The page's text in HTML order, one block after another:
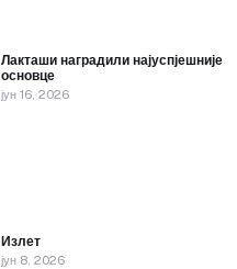
Лакташи наградили најуспјешније
основце
јун 16, 2026
Излет
јун 8, 2026